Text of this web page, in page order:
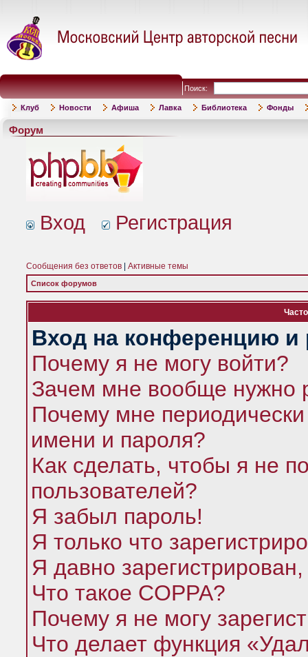
Поиск:
Клуб Новости Афиша Лавка Библиотека Фонды
Форум
Вход Регистрация
Сообщения без ответов Активные темы
Список форумов
Вход на конференцию и
Почему я не могу войти?
Зачем мне вообще нужно
Почему мне
имени и пароля?
Как сделать, чтобы я не
пользователей?
Я забыл пароль!
Я только что
Я давно
Что такое COPPA?
Почему я не могу
Что делает функция